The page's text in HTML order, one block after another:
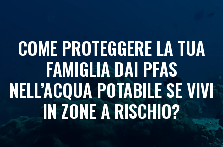
COME PROTEGGERE LA TUA
FAMIGLIA DAI PFAS
NELL’ACQUA POTABILE SE VIVI
IN ZONE A RISCHIO?